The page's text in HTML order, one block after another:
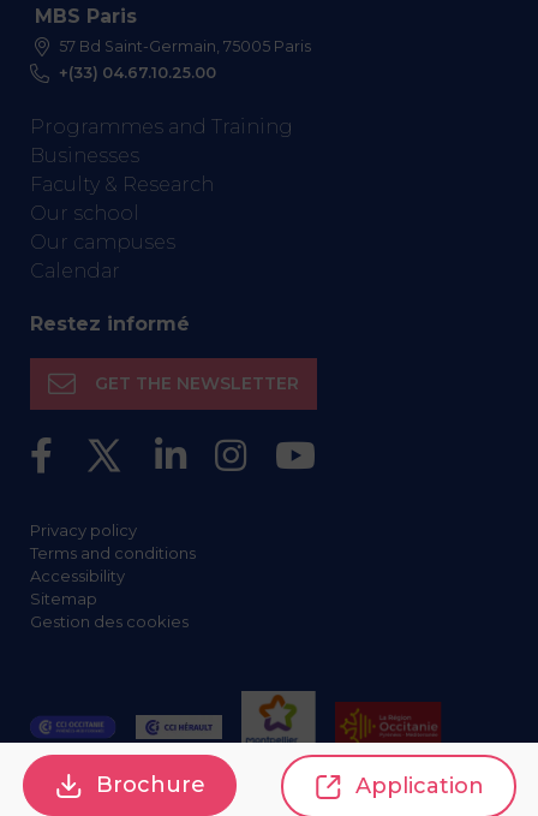
MBS Paris
57 Bd Saint-Germain, 75005 Paris
+(33) 04.67.10.25.00
Programmes and Training
Businesses
Faculty & Research
Our school
Our campuses
Calendar
Restez informé
GET THE NEWSLETTER
Privacy policy
Terms and conditions
Accessibility
Sitemap
Gestion des cookies
Brochure Application